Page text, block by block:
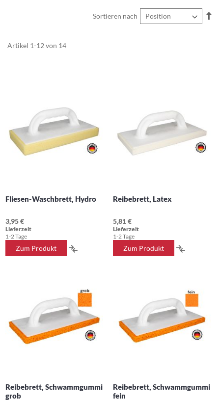
Artikel 1-12von 14
Sortieren nach
Fliesen-Waschbrett, Hydro
3,95 €
Lieferzeit
1-2 Tage
Zum Produkt
Reibebrett, Latex
5,81 €
Lieferzeit
1-2 Tage
Zum Produkt
Reibebrett, Schwammgummi
grob
Reibebrett, Schwammgummi
fein